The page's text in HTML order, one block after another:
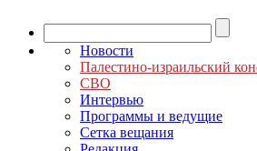
Новости
Палестино-израильский
СВО
Интервью
Программы и ведущие
Сетка вещания